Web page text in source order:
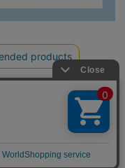
個人情報保護方針
特定商